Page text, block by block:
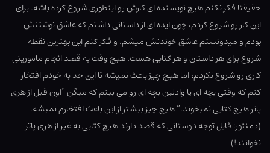
حقیقتا فکر نکنم هیچ نویسنده ای کارش رو اینطوری شروع کرده باشه. برای
این کار رو شروع کردم، چون ایده ای از داستانی داشتم که عاشق نوشتنش
بودم و میدونستم عاشق خوندنش میشم. و فکر کنم این بهترین نقطه
شروع برای هر داستان و هر کتابی هست. هیچ وقت به قصد انجام ماموریتی
کاری رو شروع نکردم، اما هیچ چیز باعث نمیشه تا این حد به خودم افتخار
کنم که وقتی بچه ای یا وادلین بچه ای رو می بینم که میگن “اون قبل از هری
پاتر هیچ کتابی نمیخوند.” هیچ چیز بیشتر از این باعث افتخارم نمیشه.
(دمنتور: قابل توجه دوستانی که قصد دارند هیچ کتابی به غیر از هری پاتر
نخوانند!)